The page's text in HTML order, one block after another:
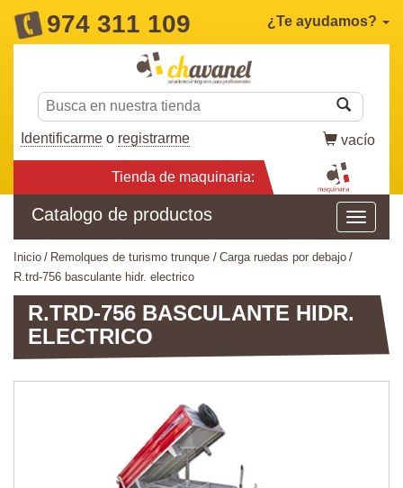
974 311 109 ¿Te ayudamos?
Identificarme o registrarme vacío
Tienda de maquinaria:
Catalogo de productos
inicio remolques de turismo trunque
carga ruedas por debajo
r.trd-756 basculante hidr. electrico
R.TRD-756 BASCULANTE HIDR.
ELECTRICO